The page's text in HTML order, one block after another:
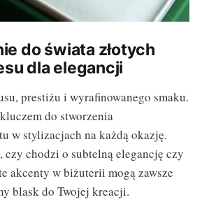
do świata złotych
dla elegancji
prestiżu i wyrafinowanego smaku.
do stworzenia
w stylizacjach na każdą okazję.
czy chodzi o subtelną elegancję czy
akcenty w biżuterii mogą zawsze
blask do Twojej kreacji.